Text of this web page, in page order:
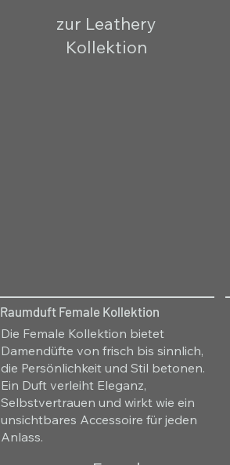
zur Leathery
Kollektion
Raumduft Female Kollektion
Die Female Kollektion bietet
Damendüfte von frisch bis sinnlich,
die Persönlichkeit und Stil betonen.
Ein Duft verleiht Eleganz,
Selbstvertrauen und wirkt wie ein
unsichtbares Accessoire für jeden
Anlass.